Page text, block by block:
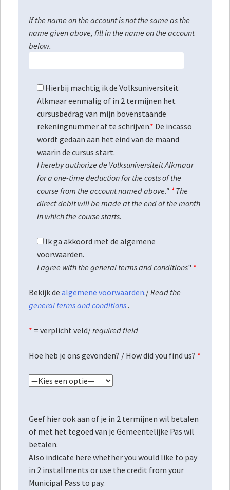
If the name on the account is not the same as the
name given above, fill in the name on the account
below.
Hierbij machtig ik de Volksuniversiteit
Alkmaar eenmalig of in 2 termijnen het
cursusbedrag van mijn bovenstaande
rekeningnummer af te schrijven.* De incasso
wordt gedaan aan het eind van de maand
waarin de cursus start.
I hereby authorize de Volksuniversiteit Alkmaar
for a one-time deduction for the costs of the
course from the account named above." *The
direct debit will be made at the end of the month
in which the course starts.
Ik ga akkoord met de algemene
voorwaarden.
I agree with the general terms and conditions" *
Bekijk de algemene voorwaarden./Read the
general terms and conditions.
* = verplicht veld/required field
Hoe heb je ons gevonden? / How did you find us? *
Geef hier ook aan of je in 2 termijnen wil betalen
of met het tegoed van je Gemeentelijke Pas wil
betalen.
Also indicate here whether you would like to pay
in 2 installments or use the credit from your
Municipal Pass to pay.